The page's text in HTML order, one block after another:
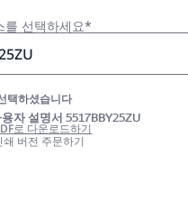
를 선택하세요*
택하셨습니다
자 설명서 5517BBY25ZU
로 다운로드하기
버전 주문하기